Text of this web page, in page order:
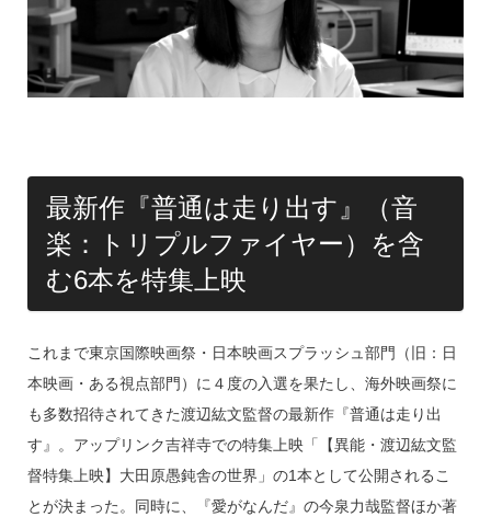
o
k
最新作『普通は走り出す』（音
楽：トリプルファイヤー）を含
む6本を特集上映
これまで東京国際映画祭・日本映画スプラッシュ部門（旧：日
本映画・ある視点部門）に４度の入選を果たし、海外映画祭に
も多数招待されてきた渡辺紘文監督の最新作『普通は走り出
す』。アップリンク吉祥寺での特集上映「【異能・渡辺紘文監
督特集上映】大田原愚鈍舎の世界」の1本として公開されるこ
とが決まった。同時に、『愛がなんだ』の今泉力哉監督ほか著